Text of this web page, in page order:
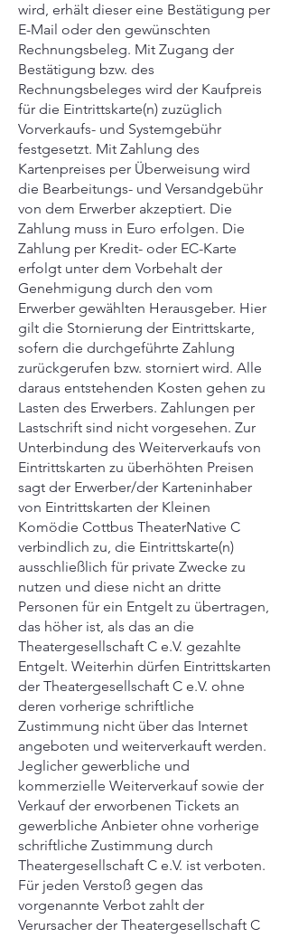
wird, erhält dieser eine Bestätigung per
E-Mail oder den gewünschten
Rechnungsbeleg. Mit Zugang der
Bestätigung bzw. des
Rechnungsbeleges wird der Kaufpreis
für die Eintrittskarte(n) zuzüglich
Vorverkaufs- und Systemgebühr
festgesetzt. Mit Zahlung des
Kartenpreises per Überweisung wird
die Bearbeitungs- und Versandgebühr
von dem Erwerber akzeptiert. Die
Zahlung muss in Euro erfolgen. Die
Zahlung per Kredit- oder EC-Karte
erfolgt unter dem Vorbehalt der
Genehmigung durch den vom
Erwerber gewählten Herausgeber. Hier
gilt die Stornierung der Eintrittskarte,
sofern die durchgeführte Zahlung
zurückgerufen bzw. storniert wird. Alle
daraus entstehenden Kosten gehen zu
Lasten des Erwerbers. Zahlungen per
Lastschrift sind nicht vorgesehen. Zur
Unterbindung des Weiterverkaufs von
Eintrittskarten zu überhöhten Preisen
sagt der Erwerber/der Karteninhaber
von Eintrittskarten der Kleinen
Komödie Cottbus TheaterNative C
verbindlich zu, die Eintrittskarte(n)
ausschließlich für private Zwecke zu
nutzen und diese nicht an dritte
Personen für ein Entgelt zu übertragen,
das höher ist, als das an die
Theatergesellschaft C e.V. gezahlte
Entgelt. Weiterhin dürfen Eintrittskarten
der Theatergesellschaft C e.V. ohne
deren vorherige schriftliche
Zustimmung nicht über das Internet
angeboten und weiterverkauft werden.
Jeglicher gewerbliche und
kommerzielle Weiterverkauf sowie der
Verkauf der erworbenen Tickets an
gewerbliche Anbieter ohne vorherige
schriftliche Zustimmung durch
Theatergesellschaft C e.V. ist verboten.
Für jeden Verstoß gegen das
vorgenannte Verbot zahlt der
Verursacher der Theatergesellschaft C